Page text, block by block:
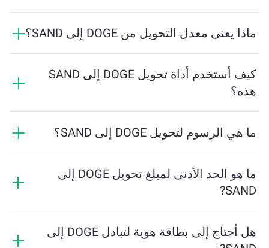
ماذا يعني معدل التحويل من DOGE إلى SAND؟
DOGE. يتقلب هذا المعدل بناءً على ظروف السوق والعرض
والطلب والسيولة.
كيف أستخدم أداة تحويل DOGE إلى SAND
هذه؟
الأداة بحساب الكمية التقديرية من SAND التي ستستلمها. ثم
ما هي الرسوم لتحويل DOGE إلى SAND؟
السوق. تقدم ChangeNOW أسعارًا تنافسية دون رسوم
مخفية، ويتم عرض المبلغ النهائي قبل تأكيد المعاملة.
ما هو الحد الأدنى لمبلغ تحويل DOGE إلى
SAND?
النظام الأساسي بحساب المبلغ الأدنى المطلوب لضمان
إجراء المعاملة بسلاسة. ولكن في معظم الحالات، يكون
هل أحتاج إلى بطاقة هوية لتبادل DOGE إلى